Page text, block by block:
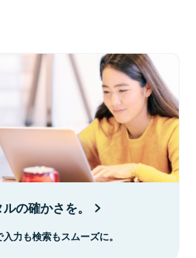
の確かさを。
力も検索もスムーズに。